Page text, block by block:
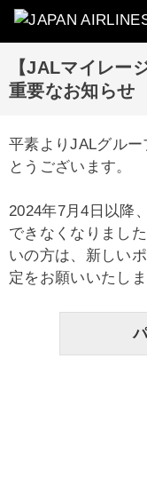
【JALマイレー
重要なお知らせ
平素よりJALグル
とうございます。
2024年7月4日以降
できなくなりまし
いの方は、新しい
定をお願いいたしま